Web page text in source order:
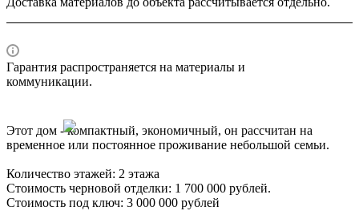
Гарантия распространяется на материалы и
коммуникации.
Этот дом - компактный, экономичный, он рассчитан на
временное или постоянное проживание небольшой семьи.
Количество этажей: 2 этажа
Стоимость черновой отделки: 1 700 000 рублей.
Стоимость под ключ: 3 000 000 рублей